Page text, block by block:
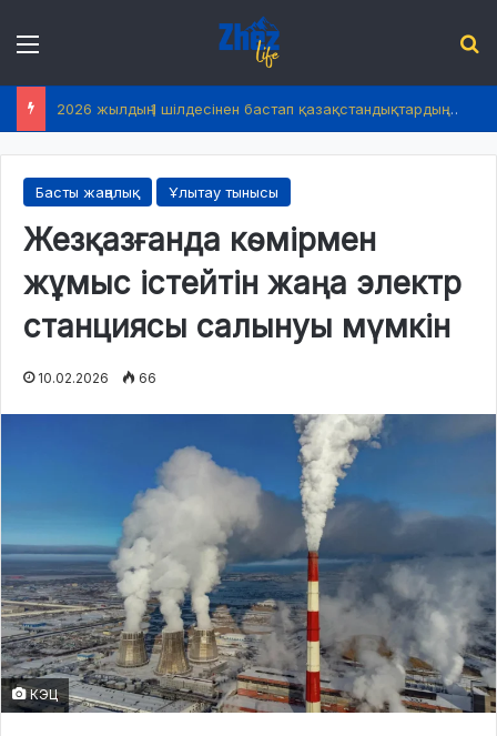
2026 жылдың 1 шілдесінен бастап қазақстандықтардың өмірінде не өзгереді?
Басты жаңалық Ұлытау тынысы
Жезқазғанда көмірмен
жұмыс істейтін жаңа электр
станциясы салынуы мүмкін
10.02.2026 66
КЭЦ